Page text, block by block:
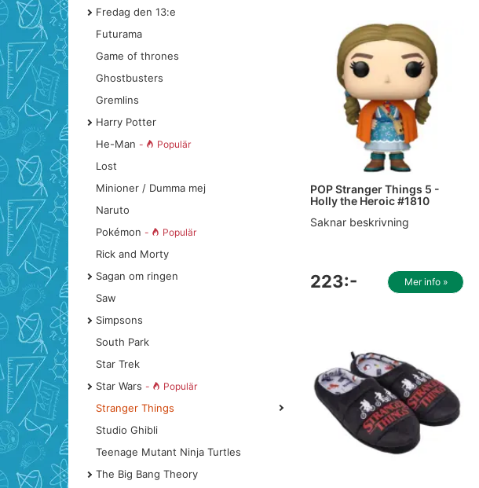
Fredag den 13:e
Futurama
Game of thrones
Ghostbusters
Gremlins
Harry Potter
He-Man - Populär
Lost
Minioner / Dumma mej
Naruto
Pokémon - Populär
Rick and Morty
Sagan om ringen
Saw
Simpsons
South Park
Star Trek
Star Wars - Populär
Stranger Things
Studio Ghibli
Teenage Mutant Ninja Turtles
The Big Bang Theory
POP Stranger Things 5 -
Holly the Heroic #1810
Saknar beskrivning
223:- Mer info »